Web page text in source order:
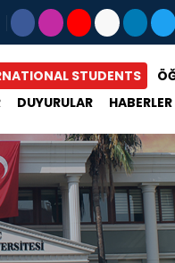
STUDENTS
DUYURULAR HABERLER